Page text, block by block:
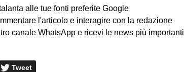
alle tue fonti preferite Google
l'articolo e interagire con la redazione
canale WhatsApp e ricevi le news più importanti
Tweet